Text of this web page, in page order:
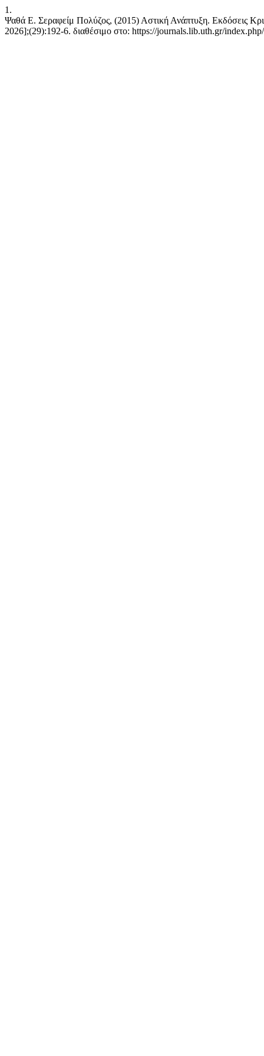
1.
Ψαθά Ε. Σεραφείμ Πολύζος, (2015) Αστική Ανάπτυξη. Εκδόσεις
2026];(29):192-6. διαθέσιμο στο: https://journals.lib.uth.gr/